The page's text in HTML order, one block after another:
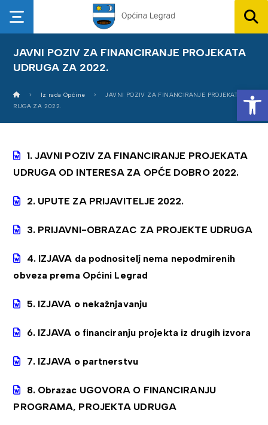
JAVNI POZIV ZA FINANCIRANJE PROJEKATA
UDRUGA ZA 2022.
Iz rada Općine
JAVNI POZIV ZA FINANCIRANJE PROJEKATA UD
RUGA ZA 2022.
1. JAVNI POZIV ZA FINANCIRANJE PROJEKATA
UDRUGA OD INTERESA ZA OPĆE DOBRO 2022.
2. UPUTE ZA PRIJAVITELJE 2022.
3. PRIJAVNI-OBRAZAC ZA PROJEKTE UDRUGA
4. IZJAVA da podnositelj nema nepodmirenih
obveza prema Općini Legrad
5. IZJAVA o nekažnjavanju
6. IZJAVA o financiranju projekta iz drugih izvora
7. IZJAVA o partnerstvu
8. Obrazac UGOVORA O FINANCIRANJU
PROGRAMA, PROJEKTA UDRUGA